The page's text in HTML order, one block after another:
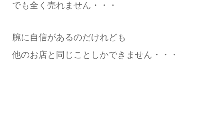
でも全く売れません・・・
腕に自信があるのだけれども
他のお店と同じことしかできません・・・